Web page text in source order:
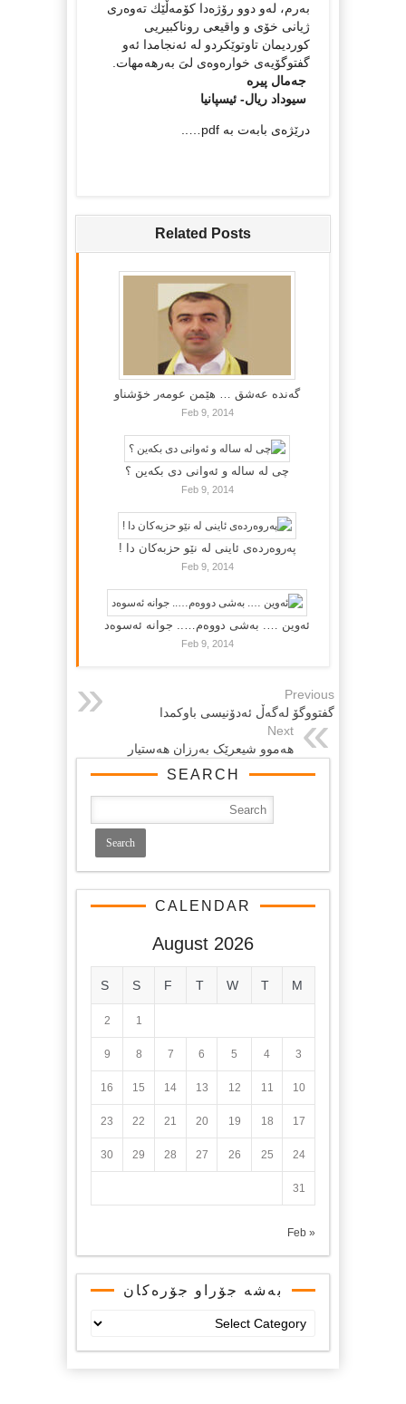
بەرم، لەو دوو رۆژەدا كۆمەڵێك تەوەرى
ژیانى خۆى و واقیعى روناكبیریى
كوردیمان تاوتوێكردو لە ئەنجامدا ئەو
گفتوگۆیەى خوارەوەى لىَ بەرهەمهات.
جەمال پیرە
سیوداد ریال- ئیسپانیا
درێژه‌ی بابه‌ت به‌ pdf…..
Related Posts
گه‌نده‌ عه‌شق … هێمن عومه‌ر خۆشناو
Feb 9, 2014
چی لە سالە و ئەوانی دی بكەین ؟
Feb 9, 2014
پەروەردەی ئاینی لە نێو حزبەکان دا !
Feb 9, 2014
ئەوین …. بەشی دووەم….. جوانە ئەسوەد
Feb 9, 2014
Previous
گفتووگۆ له‌گه‌ڵ ئه‌دۆنیسی باوکمدا
Next
هه‌موو شیعرێک به‌رزان هه‌ستیار
SEARCH
CALENDAR
August 2026
M
T
W
T
F
S
S
1
2
3
4
5
6
7
8
9
10
11
12
13
14
15
16
17
18
19
20
21
22
23
24
25
26
27
28
29
30
31
« Feb
بەشە جۆراو جۆرەکان
جۆرەکان